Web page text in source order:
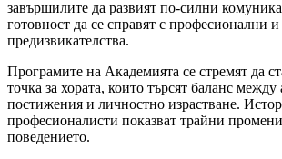
завършилите да развият по-силни
готовност да се справят с професионални
предизвикателства.
Програмите на Академията се стремят да
точка за хората, които търсят баланс
постижения и личностно израстване.
професионалисти показват трайни
поведението.